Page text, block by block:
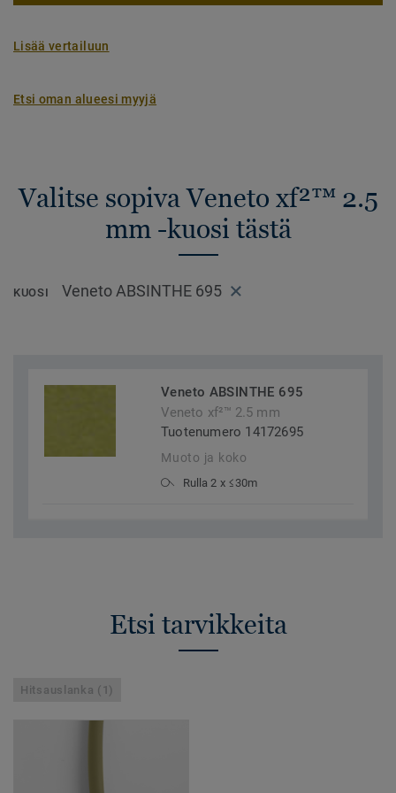
Lisää vertailuun
Etsi oman alueesi myyjä
Valitse sopiva Veneto xf²™ 2.5
mm -kuosi tästä
KUOSI Veneto ABSINTHE 695
Veneto ABSINTHE 695
Veneto xf²™ 2.5 mm
Tuotenumero 14172695
Muoto ja koko
Rulla 2 x ≤30m
Etsi tarvikkeita
Hitsauslanka (1)